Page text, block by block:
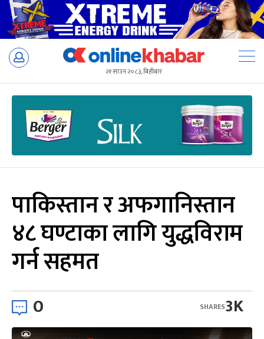
Skip
२१ साउन २०८३, बिहीबार
पाकिस्तान र अफगानिस्तान
४८ घण्टाका लागि युद्धविराम
गर्न सहमत
0 3K
SHARES